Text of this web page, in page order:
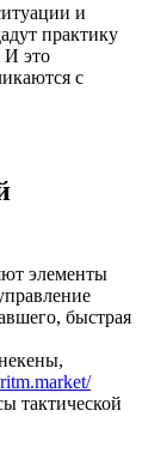
и
практику
И это
с
элементы
быстрая
тактической